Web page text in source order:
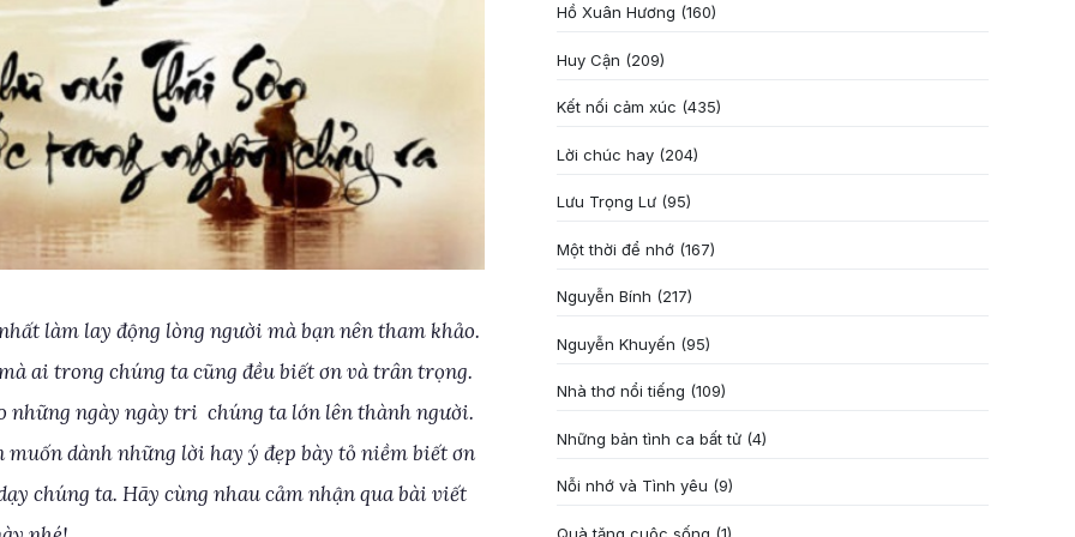
làm lay động lòng người mà bạn nên tham khảo.
ai trong chúng ta cũng đều biết ơn và trân trọng.
những ngày ngày tri chúng ta lớn lên thành người.
dành những lời hay ý đẹp bày tỏ niềm biết ơn
chúng ta. Hãy cùng nhau cảm nhận qua bài viết
Hồ Xuân Hương (160)
Huy Cận (209)
Kết nối cảm xúc (435)
Lời chúc hay (204)
Lưu Trọng Lư (95)
Một thời để nhớ (167)
Nguyễn Bính (217)
Nguyễn Khuyến (95)
Nhà thơ nổi tiếng (109)
Những bản tình ca bất tử (4)
Nỗi nhớ và Tình yêu (9)
Quà tặng cuôc sống (1)